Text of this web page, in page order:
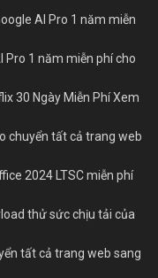
AI Pro 1 năm miễn
Pro 1 năm miễn phí cho
30 Ngày Miễn Phí Xem
chuyển tất cả trang web
2024 LTSC miễn phí
thử sức chịu tải của
tất cả trang web sang